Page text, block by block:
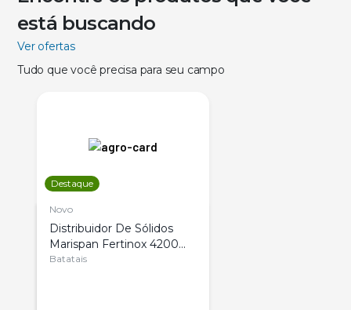
está buscando
Ver ofertas
Tudo que você precisa para seu campo
Destaque
Novo
Distribuidor De Sólidos
Marispan Fertinox 4200
Citrus
Batatais